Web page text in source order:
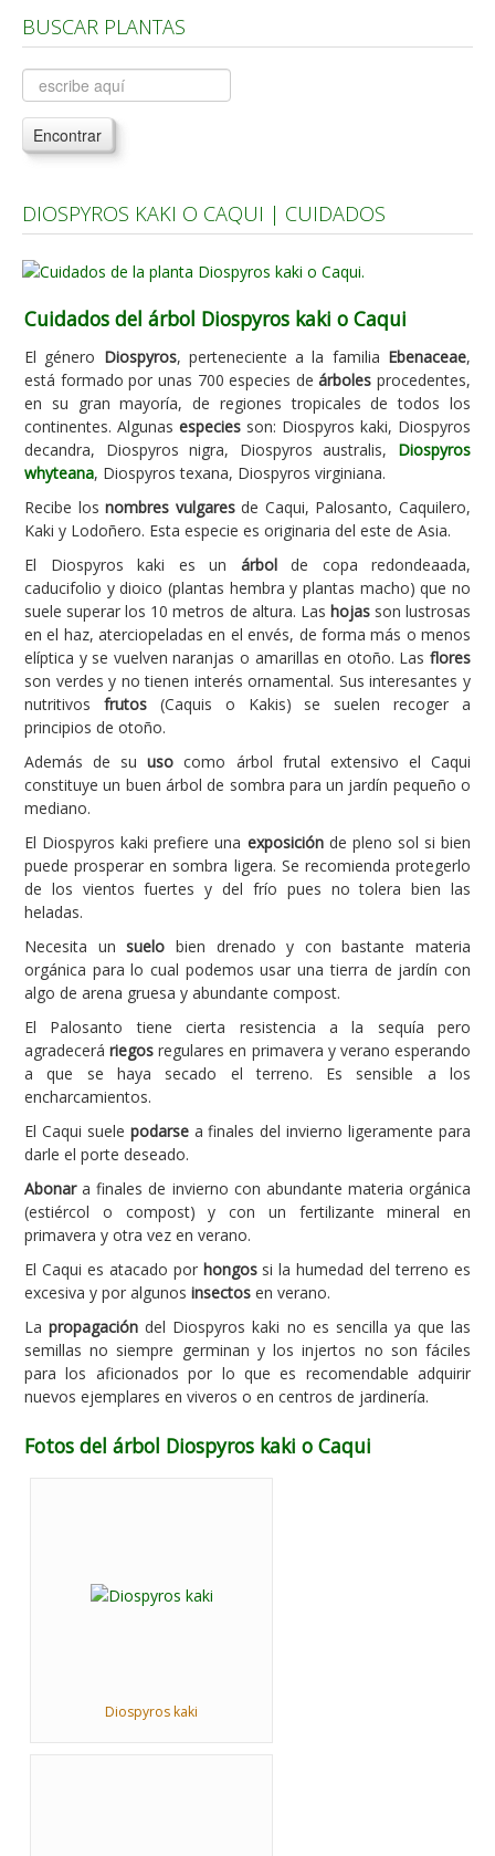
Árboles, Cicas y Palmeras de la G a la Z
Plantas Anuales y Perennes
Plantas Bulbosas y Acuáticas
Plantas de Interior
Plantas Aromáticas y de Huerto
Plantas Carnívoras y Orquídeas
Hemisferio Sur
Enfermedades
Animales
Carencias
Fotos
Flores y Plantas
Árboles y Palmeras
Arbustos y Trepadoras
Cactus y Suculentas
BUSCAR PLANTAS
Encontrar
DIOSPYROS KAKI O CAQUI | CUIDADOS
Cuidados del árbol Diospyros kaki o Caqui
El género Diospyros, perteneciente a la familia Ebenaceae,
está formado por unas 700 especies deárboles procedentes,
en su gran mayoría, de regiones tropicales de todos los
continentes. Algunas especies son: Diospyros kaki, Diospyros
decandra, Diospyros nigra, Diospyros australis, Diospyros
whyteana, Diospyros texana, Diospyros virginiana.
Recibe losnombres vulgaresde Caqui, Palosanto, Caquilero,
Kaki y Lodoñero. Esta especie es originaria del este de Asia.
El Diospyros kaki es un árbolde copa redondeaada,
caducifolio y dioico (plantas hembra y plantas macho) que no
suele superar los 10 metros de altura. Las hojasson lustrosas
en el haz, aterciopeladas en el envés, de forma más o menos
elíptica y se vuelven naranjas o amarillas en otoño. Las flores
son verdes y no tienen interés ornamental. Sus interesantes y
nutritivos frutos(Caquis o Kakis) se suelen recoger a
principios de otoño.
Además de suuso como árbol frutal extensivo el Caqui
constituye un buen árbol de sombra para un jardín pequeño o
mediano.
El Diospyros kaki prefiere una exposiciónde pleno sol si bien
puede prosperar en sombra ligera. Se recomienda protegerlo
de los vientos fuertes y del frío pues no tolera bien las
heladas.
Necesita unsuelo bien drenado y con bastante materia
orgánica para lo cual podemos usar una tierra de jardín con
algo de arena gruesa y abundante compost.
El Palosanto tiene cierta resistencia a la sequía pero
agradeceráriegos regulares en primavera y verano esperando
a que se haya secado el terreno. Es sensible a los
encharcamientos.
El Caqui suele podarsea finales del invierno ligeramente para
darle el porte deseado.
Abonara finales de invierno con abundante materia orgánica
(estiércol o compost) y con un fertilizante mineral en
primavera y otra vez en verano.
El Caqui es atacado por hongossi la humedad del terreno es
excesiva y por algunos insectos en verano.
Lapropagación del Diospyros kaki no es sencilla ya que las
semillas no siempre germinan y los injertos no son fáciles
para los aficionados por lo que es recomendable adquirir
nuevos ejemplares en viveros o en centros de jardinería.
Fotos del árbol Diospyros kaki o Caqui
Diospyros kaki